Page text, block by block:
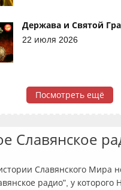
Держава и Святой
22 июля 2026
Посмотреть ещё
Славянское
Славянского Мира
радио", у которого